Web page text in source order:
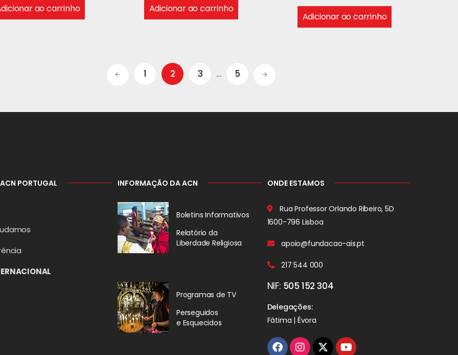
ao carrinho Adicionar ao carrinho
Adicionar ao carrinho
1 2 3 … 5
PORTUGAL INFORMAÇÃO DA ACN
Boletins Informativos
Relatório da
Liberdade Religiosa
Programas de TV
Perseguidos
e Esquecidos
ONDE ESTAMOS
Rua Professor Orlando Ribeiro, 5D
1600-796 Lisboa
apoio@fundacao-ais.pt
217 544 000
NIF: 505 152 304
Delegações:
Fátima | Évora